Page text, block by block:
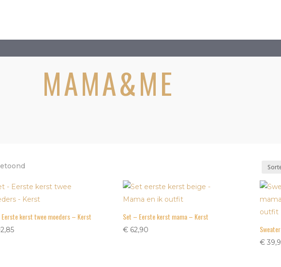
MAMA&ME
populariteit
kerst twee moeders – Kerst Set – Eerste kerst mama – Kerst
€62,90
€